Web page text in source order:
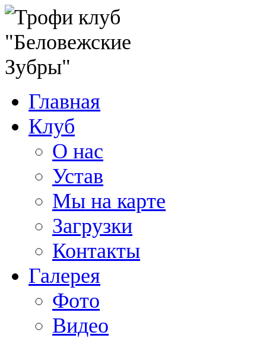
Главная
Клуб
О нас
Устав
Мы на карте
Загрузки
Контакты
Галерея
Фото
Видео